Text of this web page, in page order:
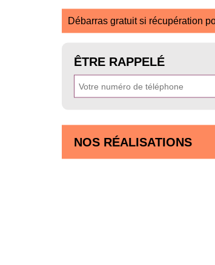
Débarras gratuit si récupération
ÊTRE RAPPELÉ
NOS RÉALISATIONS